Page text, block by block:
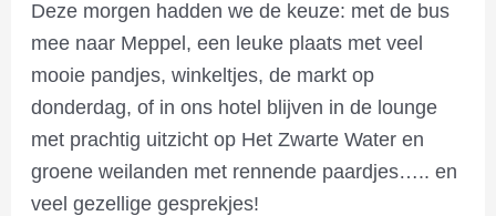
Deze morgen hadden we de keuze: met de bus
mee naar Meppel, een leuke plaats met veel
mooie pandjes, winkeltjes, de markt op
donderdag, of in ons hotel blijven in de lounge
met prachtig uitzicht op Het Zwarte Water en
groene weilanden met rennende paardjes….. en
veel gezellige gesprekjes!